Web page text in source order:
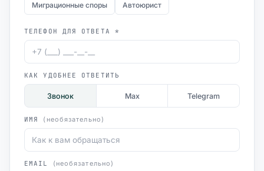
Миграционные споры Автоюрист
ТЕЛЕФОН ДЛЯ ОТВЕТА *
КАК УДОБНЕЕ ОТВЕТИТЬ
Звонок Max Telegram
ИМЯ (необязательно)
EMAIL (необязательно)